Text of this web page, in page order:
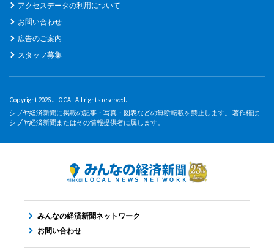
アクセスデータの利用について
お問い合わせ
広告のご案内
スタッフ募集
Copyright 2026 JLOCAL All rights reserved.
シブヤ経済新聞に掲載の記事・写真・図表などの無断転載を禁止します。 著作権は
シブヤ経済新聞またはその情報提供者に属します。
みんなの経済新聞ネットワーク
お問い合わせ